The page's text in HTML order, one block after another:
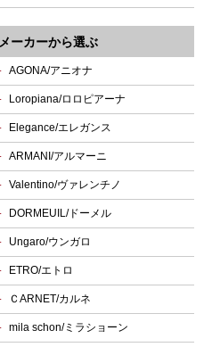
メーカーから選ぶ
AGONA/アニオナ
Loropiana/ロロピアーナ
Elegance/エレガンス
ARMANI/アルマーニ
Valentino/ヴァレンチノ
DORMEUIL/ドーメル
Ungaro/ウンガロ
ETRO/エトロ
ＣARNET/カルネ
mila schon/ミラショーン